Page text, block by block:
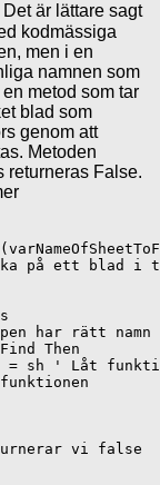
är lättare sagt
kodmässiga
men i en
namnen som
metod som tar
blad som
genom att
Metoden
returneras False.
på ett blad i
har rätt
Then
sh ' Låt
vi false